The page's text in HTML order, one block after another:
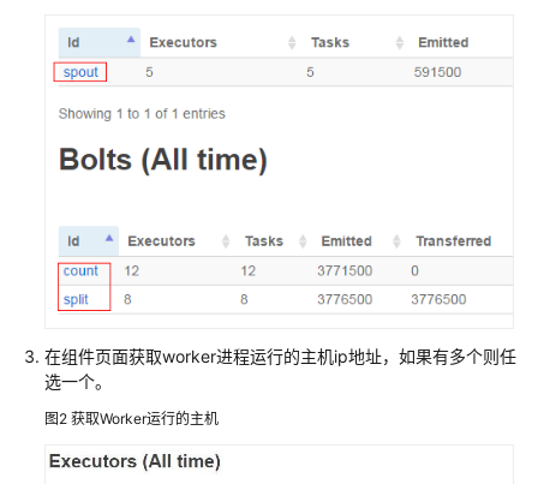
南
组
件
（LTS
版）
件
操
指
南
在组件页面获取worker进程运行的主机ip地址，如果有多个则任
选一个。
图2 获取Worker运行的主机